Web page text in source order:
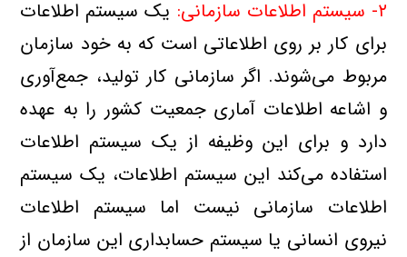
۲- سيستم اطلاعات سازماني:
يك سيستم اطلاعات
براي كار بر روي اطلاعاتي است كه به خود سازمان
مربوط مي‌شوند. اگر سازماني كار توليد، جمع‌آوري
و اشاعه اطلاعات آماري جمعيت كشور را به عهده
دارد و براي اين وظيفه از يك سيستم‌ اطلاعات
استفاده مي‌كند اين سيستم اطلاعات، يك سيستم
اطلاعات سازماني نيست اما سيستم اطلاعات
نيروي انساني يا سيستم حسابداري اين سازمان از